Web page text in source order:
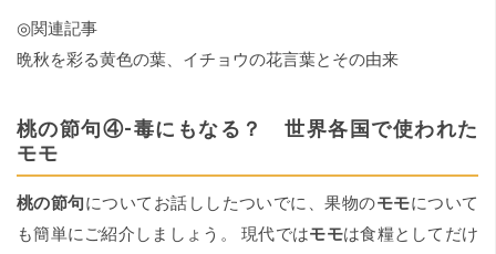
◎関連記事
晩秋を彩る黄色の葉、イチョウの花言葉とその由来
桃の節句④‐毒にもなる？ 世界各国で使われた
モモ
桃の節句についてお話ししたついでに、果物のモモについて
も簡単にご紹介しましょう。 現代ではモモは食糧としてだけ